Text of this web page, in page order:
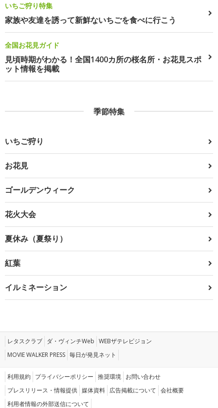
いちご狩り特集
家族や友達を誘って新鮮ないちごを食べに行こう
全国お花見ガイド
見頃時期がわかる！全国1400カ所の桜名所・お花見スポ
ット情報を掲載
季節特集
いちご狩り
お花見
ゴールデンウィーク
花火大会
夏休み（夏祭り）
紅葉
イルミネーション
レタスクラブ ダ・ヴィンチWeb WEBザテレビジョン
MOVIE WALKER PRESS 毎日が発見ネット
利用規約 プライバシーポリシー 推奨環境 お問い合わせ
プレスリリース・情報提供 媒体資料 広告掲載について 会社概要
利用者情報の外部送信について